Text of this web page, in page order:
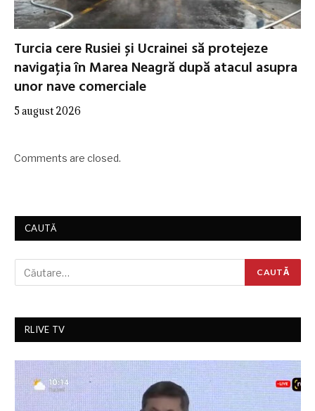
Turcia cere Rusiei și Ucrainei să protejeze
navigația în Marea Neagră după atacul asupra
unor nave comerciale
5 august 2026
Comments are closed.
CAUTĂ
RLIVE TV